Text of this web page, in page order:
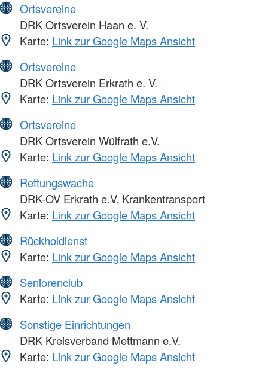
Ortsvereine
DRK Ortsverein Haan e. V.
Karte: Link zur Google Maps Ansicht
Ortsvereine
DRK Ortsverein Erkrath e. V.
Karte: Link zur Google Maps Ansicht
Ortsvereine
DRK Ortsverein Wülfrath e.V.
Karte: Link zur Google Maps Ansicht
Rettungswache
DRK-OV Erkrath e.V. Krankentransport
Karte: Link zur Google Maps Ansicht
Rückholdienst
Karte: Link zur Google Maps Ansicht
Seniorenclub
Karte: Link zur Google Maps Ansicht
Sonstige Einrichtungen
DRK Kreisverband Mettmann e.V.
Karte: Link zur Google Maps Ansicht